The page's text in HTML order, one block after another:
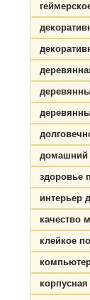
домашний
здоровье
интерьер
качество
клейкое